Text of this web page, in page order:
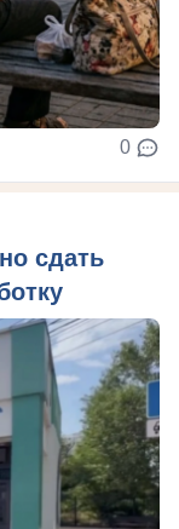
0
сдать